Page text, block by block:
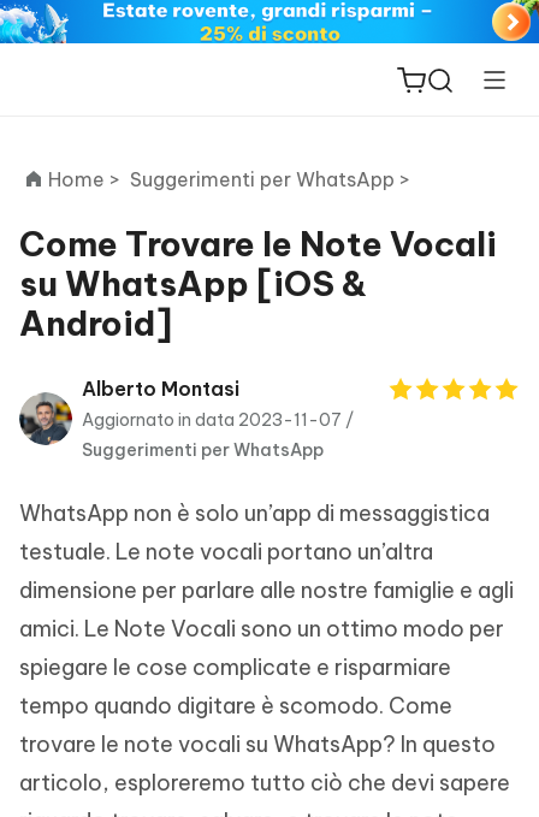
ReiBoot
for iOS
PDNob
PDF
Editor
New
iAnyGo
Home > Suggerimenti per WhatsApp >
Come Trovare le Note Vocali
su WhatsApp [iOS &
Android]
Alberto Montasi
Aggiornato in data 2023-11-07 /
Suggerimenti per WhatsApp
WhatsApp non è solo un’app di messaggistica
testuale. Le note vocali portano un’altra
dimensione per parlare alle nostre famiglie e agli
amici. Le Note Vocali sono un ottimo modo per
spiegare le cose complicate e risparmiare
tempo quando digitare è scomodo. Come
trovare le note vocali su WhatsApp? In questo
articolo, esploreremo tutto ciò che devi sapere